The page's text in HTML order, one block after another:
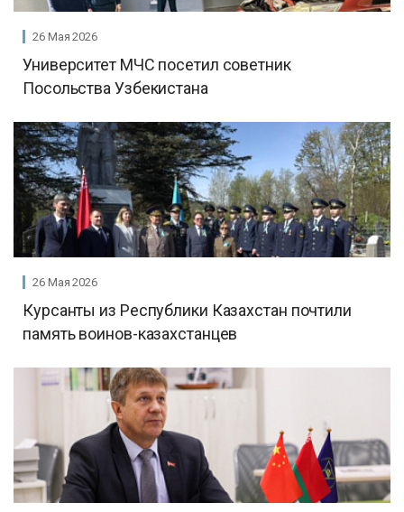
26 Мая 2026
Университет МЧС посетил советник
Посольства Узбекистана
26 Мая 2026
Курсанты из Республики Казахстан почтили
память воинов-казахстанцев